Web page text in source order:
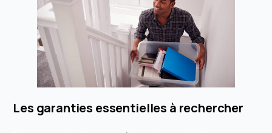
Les garanties essentielles à rechercher